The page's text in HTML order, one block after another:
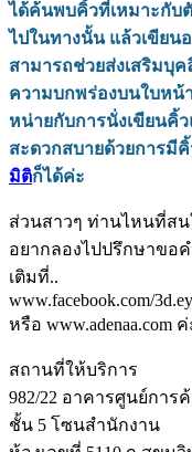
ได้ค้นพบคิ้วที่เหมาะกั
ไปในทางนั้น แล้วเขียน
สามารถช่วยส่งเสริมบุ
ความบกพร่องบนใบหน้
หน่ายกับการนั่งเขียนคิ้
สะดวกสบายด้วยการมี
มิติก็ได้ค่ะ
ส่วนสาวๆ ท่านไหนที่สน
อยากลองไปปรึกษาขอ
เติมที่..
www.facebook.com/
หรือ www.adenaa.com ค่
สถานที่ให้บริการ
982/22 อาคารศูนย์การค้
ชั้น 5 โซนสํานักงาน